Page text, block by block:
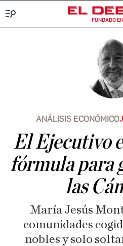
FUNDADO
ANÁLISIS ECONÓMICO
El Ejecutivo
fórmula para
las
María Jesús
comunidades
nobles y solo